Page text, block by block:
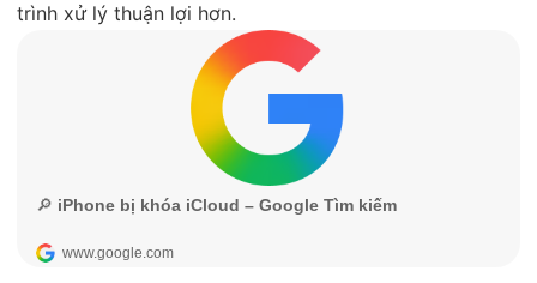
trình xử lý thuận lợi hơn.